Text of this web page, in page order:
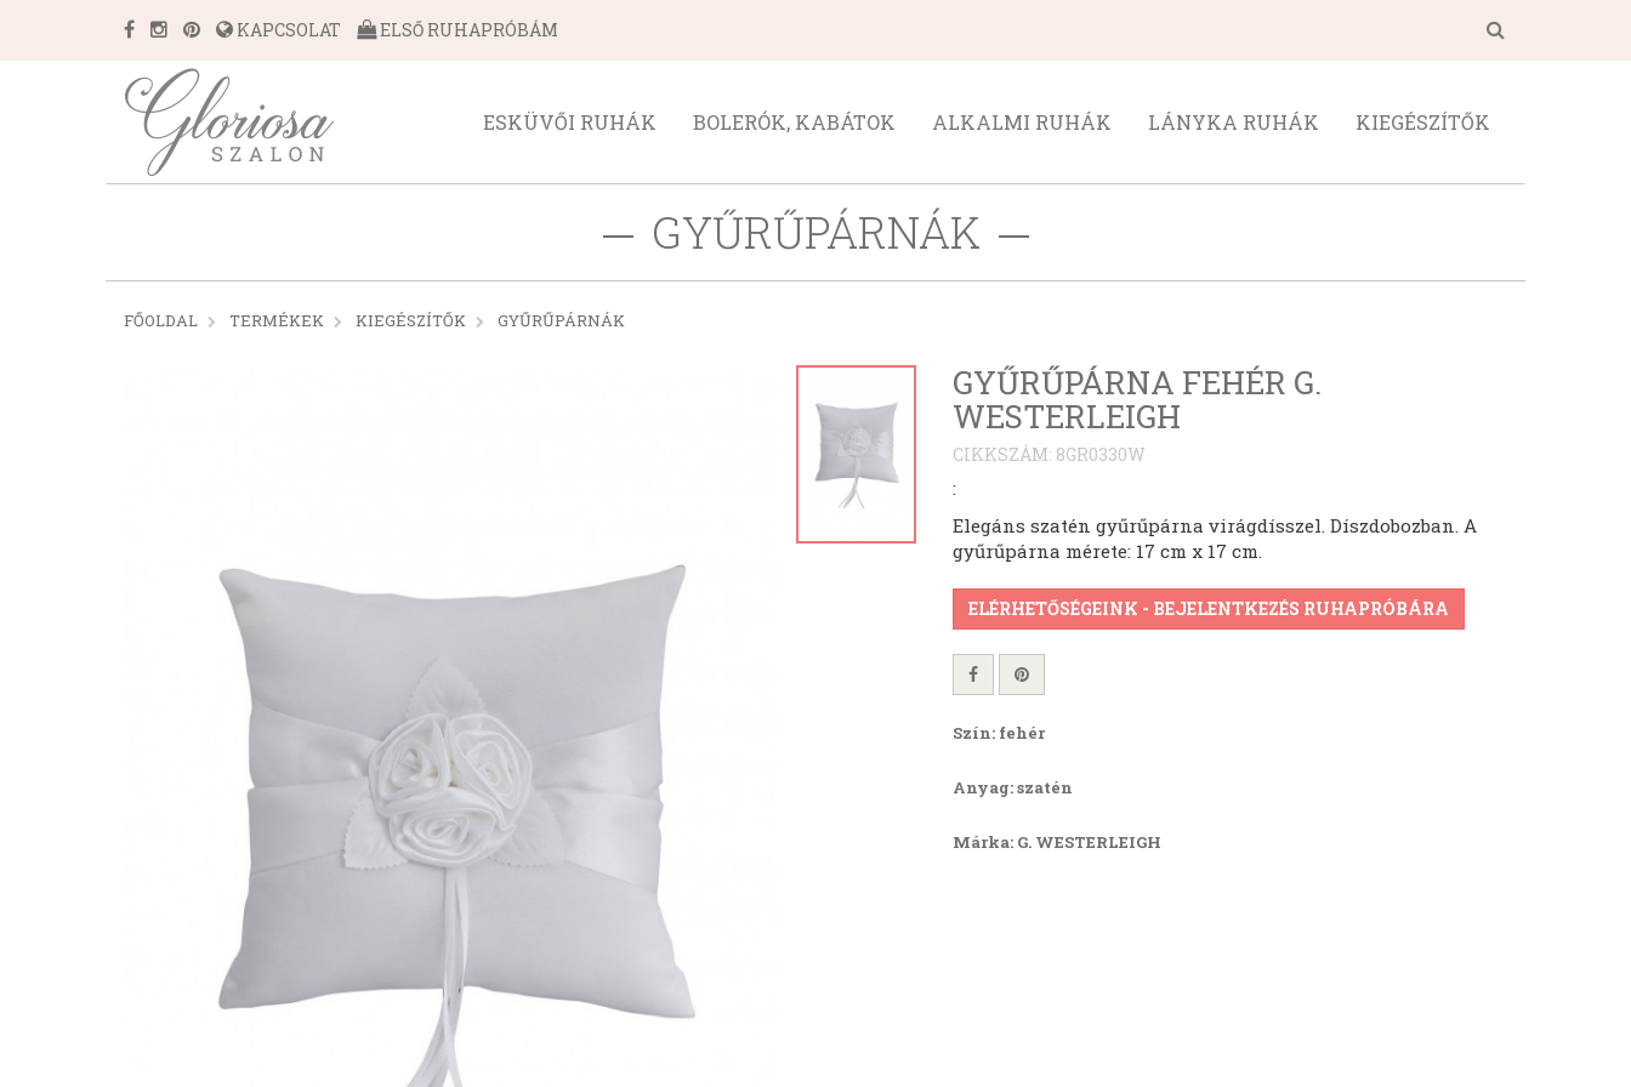
KAPCSOLAT ELSŐ RUHAPRÓBÁM
ESKÜVŐI RUHÁK BOLERÓK, KABÁTOK ALKALMI RUHÁK LÁNYKA RUHÁK KIEGÉSZÍTŐK
GYŰRŰPÁRNÁK
FŐOLDAL TERMÉKEK KIEGÉSZÍTŐK GYŰRŰPÁRNÁK
GYŰRŰPÁRNA FEHÉR G.
WESTERLEIGH
CIKKSZÁM: 8GR0330W
:
Elegáns szatén gyűrűpárna virágdísszel. Díszdobozban. A
gyűrűpárna mérete: 17 cm x 17 cm.
ELÉRHETŐSÉGEINK - BEJELENTKEZÉS RUHAPRÓBÁRA
Szín: fehér
Anyag: szatén
Márka: G. WESTERLEIGH